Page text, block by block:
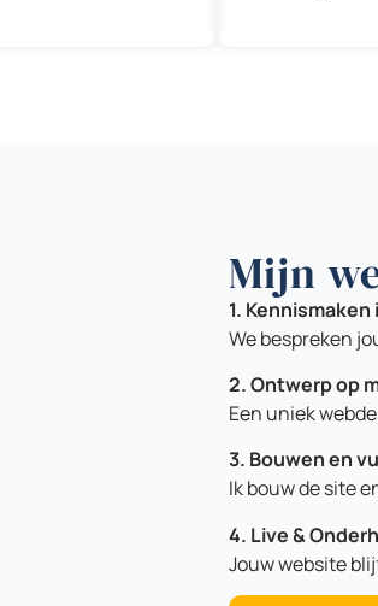
Mijn
1.
We bespreken
2. Ontwerp op
Een uniek
3. Bouwen en
Ik bouw de site
4. Live &
Jouw website